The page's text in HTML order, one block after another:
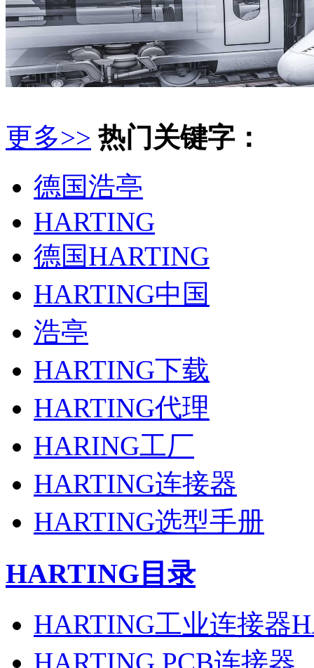
更多>> 热门关键字：
德国浩亭
HARTING
德国HARTING
HARTING中国
浩亭
HARTING下载
HARTING代理
HARING工厂
HARTING连接器
HARTING选型手册
HARTING目录
HARTING工业连接器